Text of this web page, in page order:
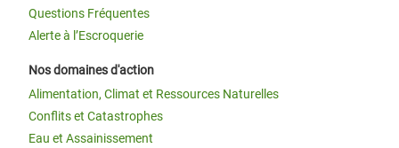
Questions Fréquentes
Alerte à l’Escroquerie
Nos domaines d'action
Alimentation, Climat et Ressources Naturelles
Conflits et Catastrophes
Eau et Assainissement